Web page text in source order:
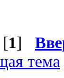
[1]
тема